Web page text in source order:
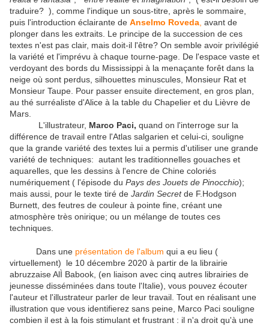
traduire? ), comme l'indique un sous-titre, après le sommaire,
puis l'introduction éclairante de Anselmo Roveda avant de
plonger dans les extraits. Le principe de la succession de ces
textes n'est pas clair, mais doit-il l'être? On semble avoir privilégié
la variété et l'imprévu à chaque tourne-page. De l'espace vaste et
verdoyant des bords du Mississippi à la menaçante forêt dans la
neige où sont perdus, silhouettes minuscules, Monsieur Rat et
Monsieur Taupe. Pour passer ensuite directement, en gros plan,
au thé surréaliste d'Alice à la table du Chapelier et du Lièvre de
Mars.
L'illustrateur, Marco Paci, quand on l'interroge sur la
différence de travail entre l'Atlas salgarien et celui-ci, souligne
que la grande variété des textes lui a permis d'utiliser une grande
variété de techniques: autant les traditionnelles gouaches et
aquarelles, que les dessins à l'encre de Chine coloriés
numériquement ( l'épisode du Pays des Jouets de Pinocchio);
mais aussi, pour le texte tiré de Jardin Secretde F.Hodgson
Burnett, des feutres de couleur à pointe fine, créant une
atmosphère très onirique; ou un mélange de toutes ces
techniques.
Dans une présentation de l'album qui a eu lieu (
virtuellement) le 10 décembre 2020 à partir de la librairie
abruzzaise AlÌ Babook, (en liaison avec cinq autres librairies de
jeunesse disséminées dans toute l'Italie), vous pouvez écouter
l'auteur et l'illustrateur parler de leur travail. Tout en réalisant une
illustration que vous identifierez sans peine, Marco Paci souligne
combien il est à la fois stimulant et frustrant : il n'a droit qu'à une